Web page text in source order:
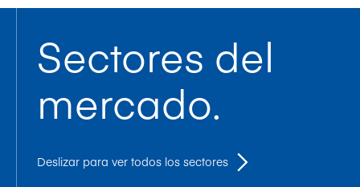
Sectores del
mercado.
Deslizar para ver todos los sectores